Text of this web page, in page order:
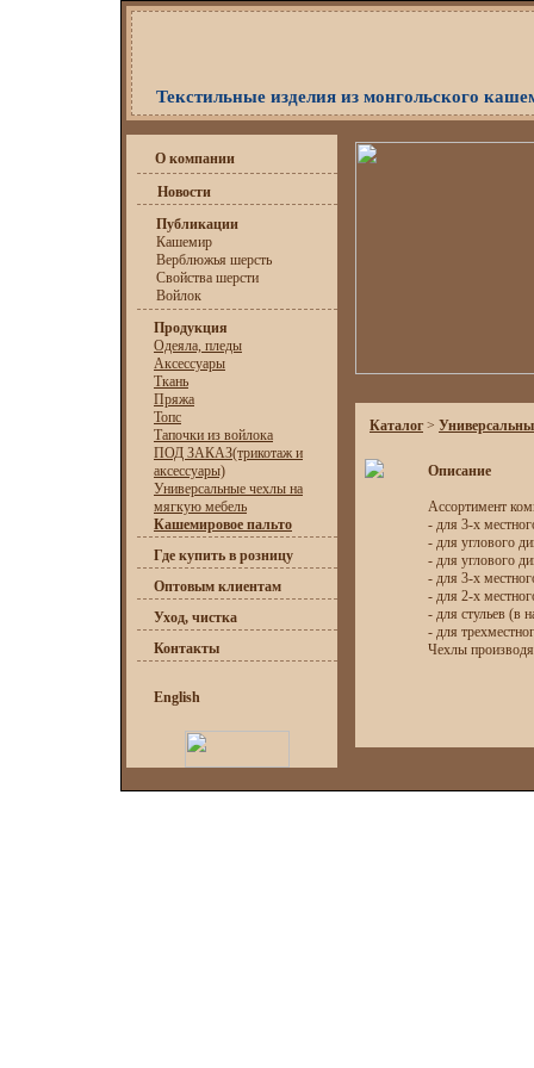
Текстильные изделия из монгольского
О компании
Новости
Публикации
Кашемир
Верблюжья шерсть
Свойства шерсти
Войлок
Продукция
Одеяла, пледы
Аксессуары
Ткань
Пряжа
Топс
Тапочки из войлока
ПОД ЗАКАЗ(трикотаж и
аксессуары)
Универсальные чехлы на
мягкую мебель
Кашемировое пальто
Где купить в розницу
Оптовым клиентам
Уход, чистка
Контакты
English
Каталог >
Описание
Ассортимент
- для 3-х
- для углового
- для углового
- для 3-х
- для 2-х
- для стульев (в
- для
Чехлы